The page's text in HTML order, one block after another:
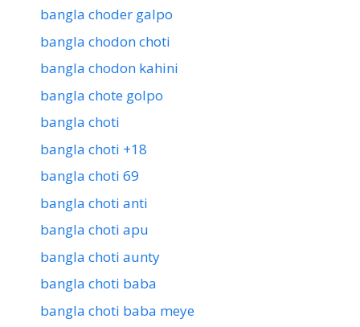
bangla choder galpo
bangla chodon choti
bangla chodon kahini
bangla chote golpo
bangla choti
bangla choti +18
bangla choti 69
bangla choti anti
bangla choti apu
bangla choti aunty
bangla choti baba
bangla choti baba meye